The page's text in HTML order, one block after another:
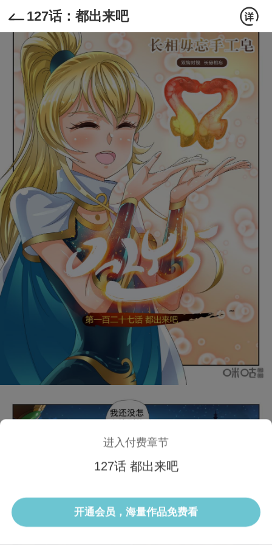
127话：都出来吧
选集 当前话
进入付费章节
127话 都出来吧
开通会员，海量作品免费看